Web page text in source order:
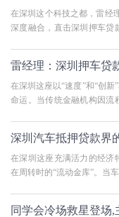
在深圳这个科技之都，雷经
深度融合，直击深圳押车贷
雷经理：深圳押车贷
在深圳这座以“速度”和“创
命运。当传统金融机构因流
深圳汽车抵押贷款界
在深圳这座充满活力的经济
在周转时的“流动金库”。当
同学会冷场救星登场